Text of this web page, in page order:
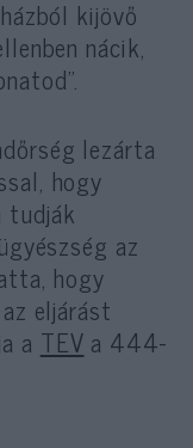
kijövő
nácik,
lezárta
hogy
tudják
az
hogy
eljárást
a TEV a 444-